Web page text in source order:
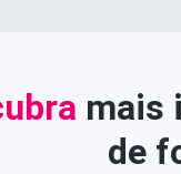
mais
de